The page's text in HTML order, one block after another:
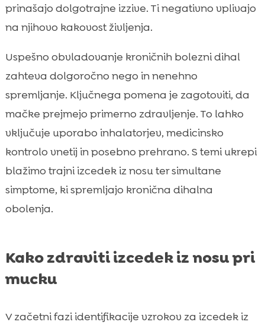
prinašajo dolgotrajne izzive. Ti negativno vplivajo
na njihovo kakovost življenja.
Uspešno obvladovanje kroničnih bolezni dihal
zahteva dolgoročno nego in nenehno
spremljanje. Ključnega pomena je zagotoviti, da
mačke prejmejo primerno zdravljenje. To lahko
vključuje uporabo inhalatorjev, medicinsko
kontrolo vnetij in posebno prehrano. S temi ukrepi
blažimo trajni izcedek iz nosu ter simultane
simptome, ki spremljajo kronična dihalna
obolenja.
Kako zdraviti izcedek iz nosu pri
mucku
V začetni fazi identifikacije vzrokov za izcedek iz